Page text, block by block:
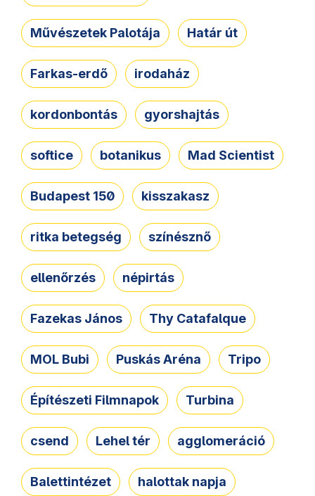
Művészetek Palotája Határ út
Farkas-erdő irodaház
kordonbontás gyorshajtás
softice botanikus Mad Scientist
Budapest 150 kisszakasz
ritka betegség színésznő
ellenőrzés népirtás
Fazekas János Thy Catafalque
MOL Bubi Puskás Aréna Tripo
Építészeti Filmnapok Turbina
csend Lehel tér agglomeráció
Balettintézet halottak napja